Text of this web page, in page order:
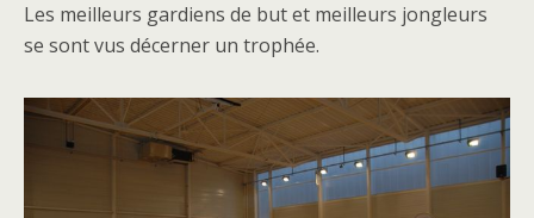
Les meilleurs gardiens de but et meilleurs jongleurs
se sont vus décerner un trophée.